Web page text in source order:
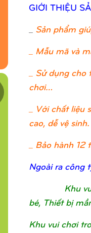
GIỚI THIỆU
Sản phẩm
_ Mẫu mã và
_ Sử dụng
chơi…
_ Với chất
cao, dễ vệ sinh.
_ Bảo hành 12
Ngoài ra công
Khu
bé, Thiết bị
Khu vui chơi